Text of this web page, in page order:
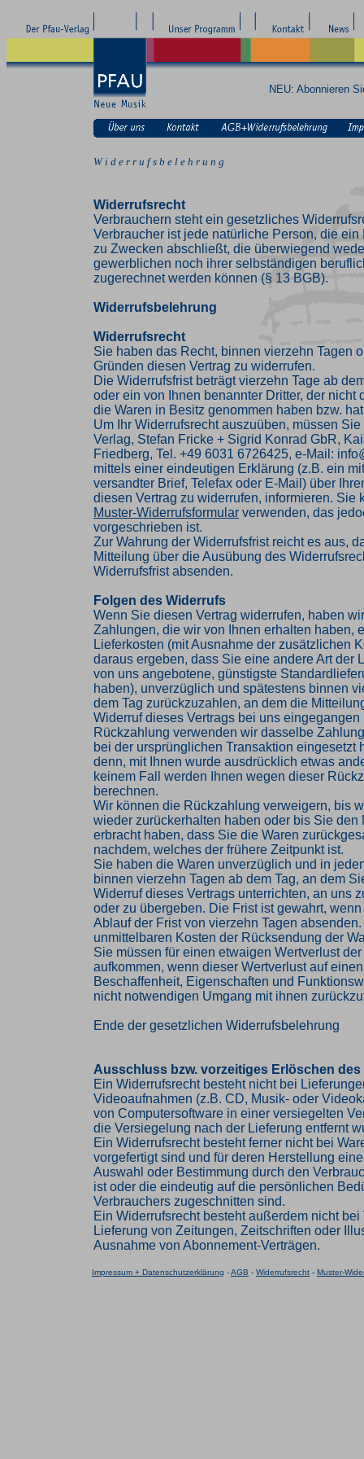
NEU: Abonnieren
W i d e r r u f s b e l e h r u n g
Widerrufsrecht
Verbrauchern steht ein gesetzliches
Verbraucher ist jede natürliche Person, die ein
zu Zwecken abschließt, die überwiegend
gewerblichen noch ihrer selbständigen
zugerechnet werden können (§ 13 BGB).
Widerrufsbelehrung
Widerrufsrecht
Sie haben das Recht, binnen vierzehn Tagen
Gründen diesen Vertrag zu widerrufen.
Die Widerrufsfrist beträgt vierzehn Tage ab
oder ein von Ihnen benannter Dritter, der nicht
die Waren in Besitz genommen haben bzw.
Um Ihr Widerrufsrecht auszuüben, müssen
Verlag, Stefan Fricke + Sigrid Konrad GbR,
Friedberg, Tel. +49 6031 6726425, e-Mail:
mittels einer eindeutigen Erklärung (z.B. ein
versandter Brief, Telefax oder E-Mail) über
diesen Vertrag zu widerrufen, informieren. Sie
Muster-Widerrufsformular verwenden, das
vorgeschrieben ist.
Zur Wahrung der Widerrufsfrist reicht es aus,
Mitteilung über die Ausübung des
Widerrufsfrist absenden.
Folgen des Widerrufs
Wenn Sie diesen Vertrag widerrufen, haben
Zahlungen, die wir von Ihnen erhalten haben,
Lieferkosten (mit Ausnahme der zusätzlichen
daraus ergeben, dass Sie eine andere Art der
von uns angebotene, günstigste
haben), unverzüglich und spätestens binnen
dem Tag zurückzuzahlen, an dem die
Widerruf dieses Vertrags bei uns eingegangen
Rückzahlung verwenden wir dasselbe
bei der ursprünglichen Transaktion eingesetzt
denn, mit Ihnen wurde ausdrücklich etwas
keinem Fall werden Ihnen wegen dieser
berechnen.
Wir können die Rückzahlung verweigern, bis
wieder zurückerhalten haben oder bis Sie den
erbracht haben, dass Sie die Waren
nachdem, welches der frühere Zeitpunkt ist.
Sie haben die Waren unverzüglich und in
binnen vierzehn Tagen ab dem Tag, an dem
Widerruf dieses Vertrags unterrichten, an uns
oder zu übergeben. Die Frist ist gewahrt,
Ablauf der Frist von vierzehn Tagen
unmittelbaren Kosten der Rücksendung der
Sie müssen für einen etwaigen Wertverlust
aufkommen, wenn dieser Wertverlust auf
Beschaffenheit, Eigenschaften und
nicht notwendigen Umgang mit ihnen
Ende der gesetzlichen Widerrufsbelehrung
Ausschluss bzw. vorzeitiges Erlöschen
Ein Widerrufsrecht besteht nicht bei
Videoaufnahmen (z.B. CD, Musik- oder
von Computersoftware in einer versiegelten
die Versiegelung nach der Lieferung entfernt
Ein Widerrufsrecht besteht ferner nicht bei
vorgefertigt sind und für deren Herstellung
Auswahl oder Bestimmung durch den
ist oder die eindeutig auf die persönlichen
Verbrauchers zugeschnitten sind.
Ein Widerrufsrecht besteht außerdem nicht bei
Lieferung von Zeitungen, Zeitschriften oder
Ausnahme von Abonnement-Verträgen.
Impressum + Datenschutzerklärung -AGB - Widerrufsrecht - Muster-